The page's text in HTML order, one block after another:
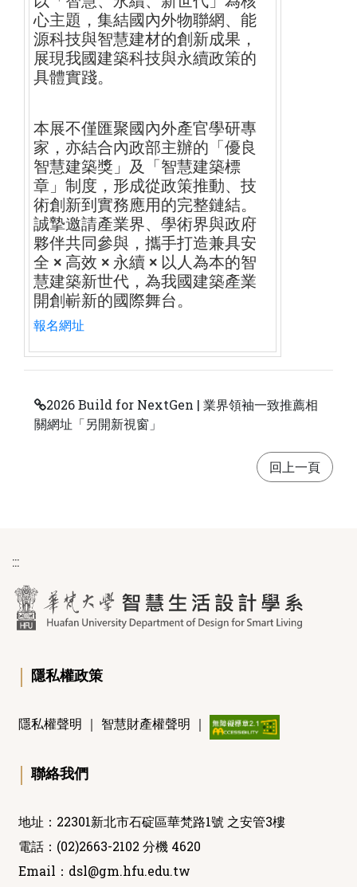
心主題，集結國內外物聯網、 能
源科技與智慧建材的創新成果，
展現我國建築科技與永續政策的
具體實踐。
本展不僅匯聚國內外產官學研專
家，亦結合內政部主辦的「優良
智慧建築獎」及「智慧建築標
章」制度，形成從政策推動、 技
術創新到實務應用的完整鏈結。
誠摯邀請產業界、 學術界與政府
夥伴共同參與，攜手打造兼具安
全 × 高效 × 永續 × 以人為本的智
慧建築新世代，為我國建築產業
開創嶄新的國際舞台。
報名網址
2026 Build for NextGen | 業界領袖一致推薦相
關網址「另開新視窗」
:::
｜ 隱私權政策
隱私權聲明 ｜ 智慧財產權聲明 ｜
｜ 聯絡我們
地址：22301新北市石碇區華梵路1號 之安管3樓
電話：(02)2663-2102 分機 4620
Email： dsl@gm.hfu.edu.tw